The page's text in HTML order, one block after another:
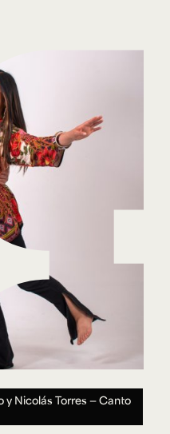
y Nicolás Torres — Canto